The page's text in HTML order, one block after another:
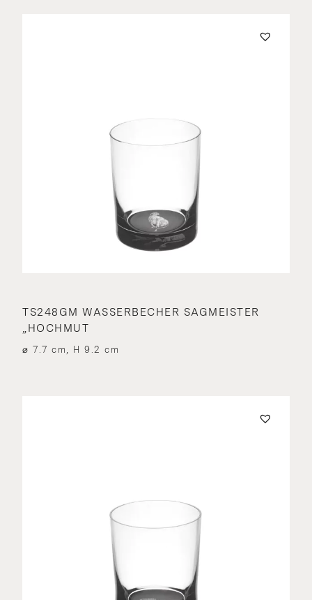
TS248GM WASSERBECHER SAGMEISTER
„HOCHMUT
⌀ 7.7 cm, H 9.2 cm